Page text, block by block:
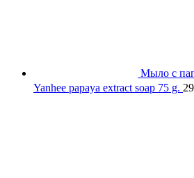
Мыло с
Yanhee papaya extract soap 75 g.